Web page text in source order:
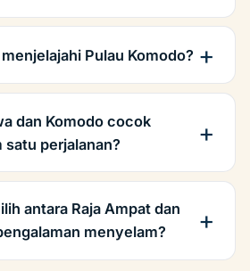
Pulau Komodo?
dan Komodo cocok
satu perjalanan?
antara Raja Ampat dan
menyelam?